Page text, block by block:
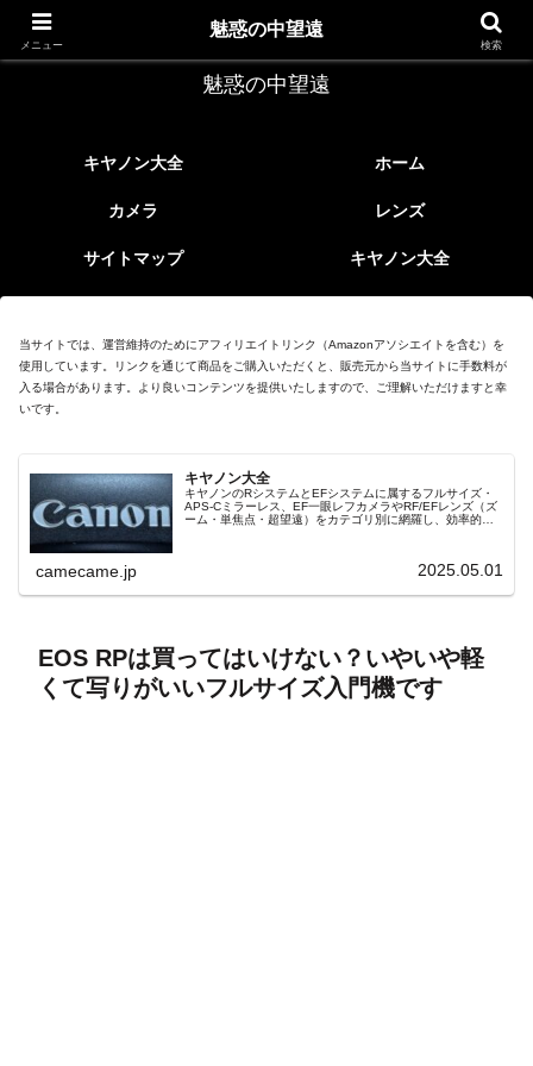
レトロなEFレンズ
魅惑の中望遠
キヤノン大全 ホーム
カメラ レンズ
サイトマップ キヤノン大全
当サイトでは、運営維持のためにアフィリエイトリンク（Amazonアソシエイトを含む）を
使用しています。リンクを通じて商品をご購入いただくと、販売元から当サイトに手数料が
入る場合があります。より良いコンテンツを提供いたしますので、ご理解いただけますと幸
いです。
キヤノン大全
キヤノンのRシステムとEFシステムに属するフルサイズ・
APS-Cミラーレス、EF一眼レフカメラやRF/EFレンズ（ズ
ーム・単焦点・超望遠）をカテゴリ別に網羅し、効率的に
camecame.jp 2025.05.01
EOS RPは買ってはいけない？いやいや軽
くて写りがいいフルサイズ入門機です
メニュー
魅惑の中望遠
検索